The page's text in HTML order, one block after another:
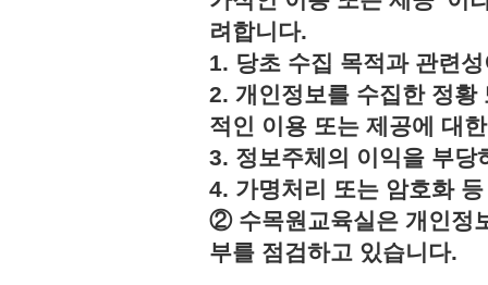
려합니다.
1. 당초 수집 목적과 관련
2. 개인정보를 수집한 정황
적인 이용 또는 제공에 대
3. 정보주체의 이익을 부당
4. 가명처리 또는 암호화
② 수목원교육실은 개인정
부를 점검하고 있습니다.